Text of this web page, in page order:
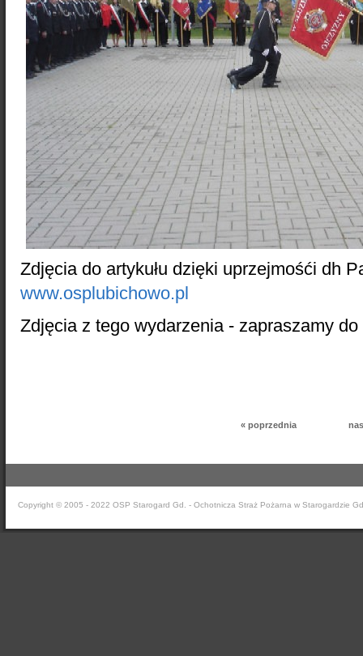
Zdjęcia do artykułu dzięki uprzejmośći dh
www.osplubichowo.pl
Zdjęcia z tego wydarzenia - zapraszamy
« poprzednia
Copyright © 2005 - 2022 OSP Starogard Gd. - Ochotnicza Straż Pożarna w Starogardzie